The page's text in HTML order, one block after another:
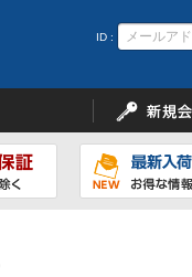
ID :